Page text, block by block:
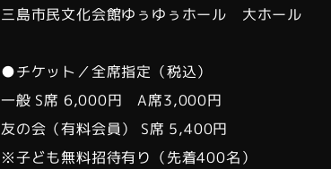
三島市民文化会館ゆぅゆぅホール 大ホール
●チケット／全席指定（税込）
一般 S席 6,000円 A席3,000円
友の会（有料会員） S席 5,400円
※子ども無料招待有り（先着400名）